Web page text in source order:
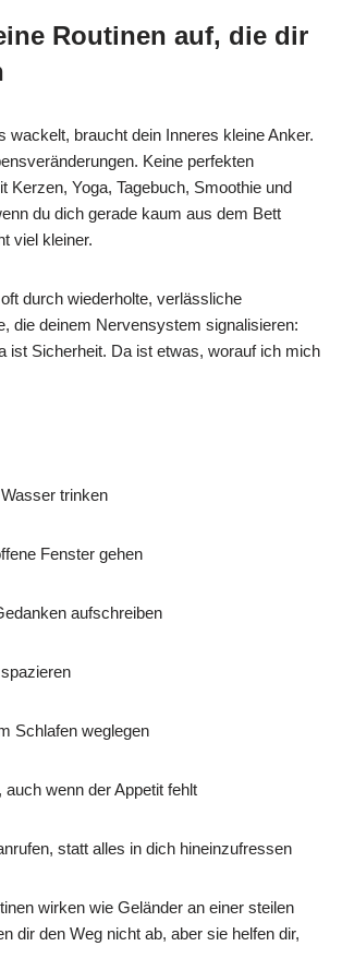
Routinen auf, die dir
wackelt, braucht dein Inneres kleine Anker.
Keine perfekten
Kerzen, Yoga, Tagebuch, Smoothie und
du dich gerade kaum aus dem Bett
viel kleiner.
durch wiederholte, verlässliche
die deinem Nervensystem signalisieren:
ist Sicherheit. Da ist etwas, worauf ich mich
trinken
Fenster gehen
aufschreiben
Schlafen weglegen
wenn der Appetit fehlt
statt alles in dich hineinzufressen
wirken wie Geländer an einer steilen
dir den Weg nicht ab, aber sie helfen dir,